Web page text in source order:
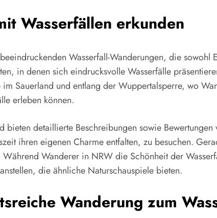
Wasserfällen erkunden
Wasserfall-Wanderungen, die sowohl
in denen sich eindrucksvolle Wasserfälle
Sauerland und entlang der Wuppertalsperre, wo
erleben können.
bieten detaillierte Beschreibungen sowie
ihren eigenen Charme entfalten, zu besuchen.
Wanderer in NRW die Schönheit der
die ähnliche Naturschauspiele bieten.
Wanderung zum